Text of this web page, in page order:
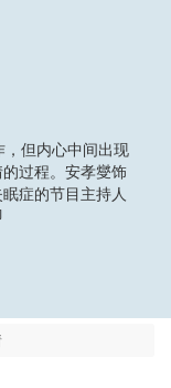
但内心中间出现
过程。安孝燮饰
症的节目主持人